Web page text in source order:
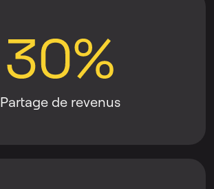
Partage de revenus